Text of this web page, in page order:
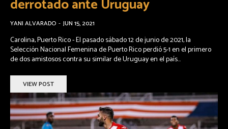
derrotado ante Uruguay
YANI ALVARADO - JUN 15, 2021
Carolina, Puerto Rico - El pasado sábado 12 de junio de 2021, la
Selección Nacional Femenina de Puerto Rico perdió 5-1 en el primero
de dos amistosos contra su similar de Uruguay en el país...
VIEW POST